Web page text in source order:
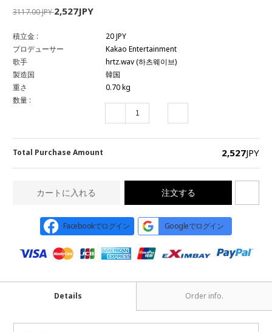
3117.00 JPY2,527JPY
積立金 :
20 JPY
プロデューサー
Kakao Entertainment
歌手
hrtz.wav (하츠웨이브)
製造国
韓国
重さ
0.70 kg
数量 :
Total Purchase Amount 2,527JPY
カートに入れる 注文する
Facebookでログイン Googleでログイン
Details Order info.